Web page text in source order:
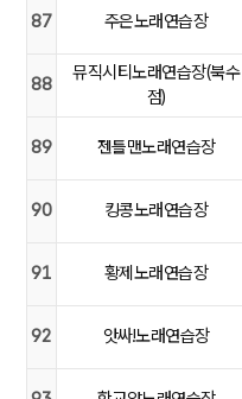
87 주은노래연습장
88
뮤직시티노래연습장(북수
점)
89 젠틀맨노래연습장
90 킹콩노래연습장
91 황제노래연습장
92 앗싸!노래연습장